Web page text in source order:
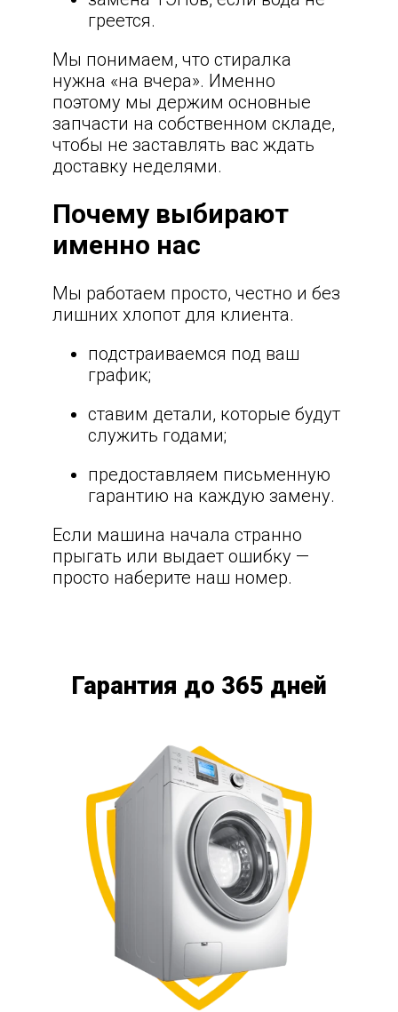
греется.
Мы понимаем, что стиралка
нужна «на вчера». Именно
поэтому мы держим основные
запчасти на собственном складе,
чтобы не заставлять вас ждать
доставку неделями.
Почему выбирают
именно нас
Мы работаем просто, честно и без
лишних хлопот для клиента.
подстраиваемся под ваш
график;
ставим детали, которые будут
служить годами;
предоставляем письменную
гарантию на каждую замену.
Если машина начала странно
прыгать или выдает ошибку —
просто наберите наш номер.
Гарантия до 365 дней